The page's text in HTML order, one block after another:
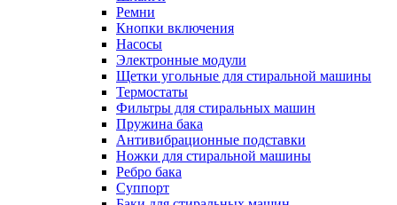
Ремни
Кнопки включения
Насосы
Электронные модули
Щетки угольные для стиральной машины
Термостаты
Фильтры для стиральных машин
Пружина бака
Антивибрационные подставки
Ножки для стиральной машины
Ребро бака
Суппорт